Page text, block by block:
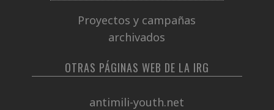
Proyectos y campañas
archivados
OTRAS PÁGINAS WEB DE LA IRG
antimili-youth.net